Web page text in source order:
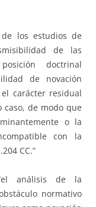
los estudios de
de las
doctrinal
de novación
carácter residual
caso, de modo que
o la
con la
CC.”
análisis de la
normativo